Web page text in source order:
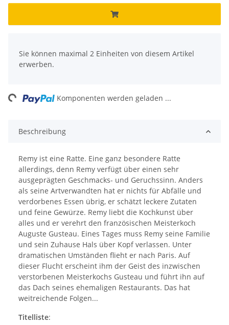
Sie können maximal 2 Einheiten von diesem Artikel
erwerben.
Komponenten werden geladen ...
Beschreibung
Remy ist eine Ratte. Eine ganz besondere Ratte
allerdings, denn Remy verfügt über einen sehr
ausgeprägten Geschmacks- und Geruchssinn. Anders
als seine Artverwandten hat er nichts für Abfälle und
verdorbenes Essen übrig, er schätzt leckere Zutaten
und feine Gewürze. Remy liebt die Kochkunst über
alles und er verehrt den französischen Meisterkoch
Auguste Gusteau. Eines Tages muss Remy seine Familie
und sein Zuhause Hals über Kopf verlassen. Unter
dramatischen Umständen flieht er nach Paris. Auf
dieser Flucht erscheint ihm der Geist des inzwischen
verstorbenen Meisterkochs Gusteau und führt ihn auf
das Dach seines ehemaligen Restaurants. Das hat
weitreichende Folgen...
Titelliste: